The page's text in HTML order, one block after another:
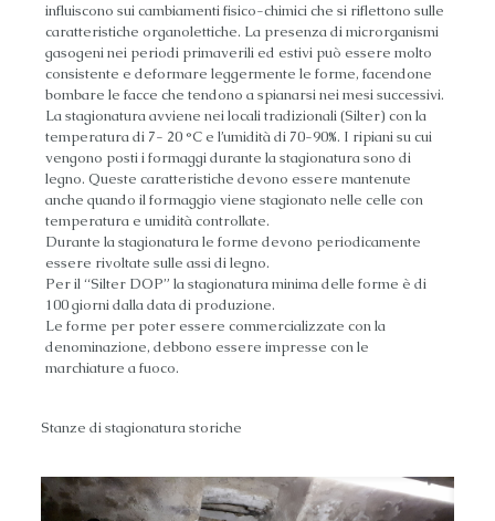
influiscono sui cambiamenti fisico-chimici che si riflettono sulle
caratteristiche organolettiche. La presenza di microrganismi
gasogeni nei periodi primaverili ed estivi può essere molto
consistente e deformare leggermente le forme, facendone
bombare le facce che tendono a spianarsi nei mesi successivi.
La stagionatura avviene nei locali tradizionali (Silter) con la
temperatura di 7- 20 °C e l’umidità di 70-90%. I ripiani su cui
vengono posti i formaggi durante la stagionatura sono di
legno. Queste caratteristiche devono essere mantenute
anche quando il formaggio viene stagionato nelle celle con
temperatura e umidità controllate.
Durante la stagionatura le forme devono periodicamente
essere rivoltate sulle assi di legno.
Per il “Silter DOP” la stagionatura minima delle forme è di
100 giorni dalla data di produzione.
Le forme per poter essere commercializzate con la
denominazione, debbono essere impresse con le
marchiature a fuoco.
Stanze di stagionatura storiche